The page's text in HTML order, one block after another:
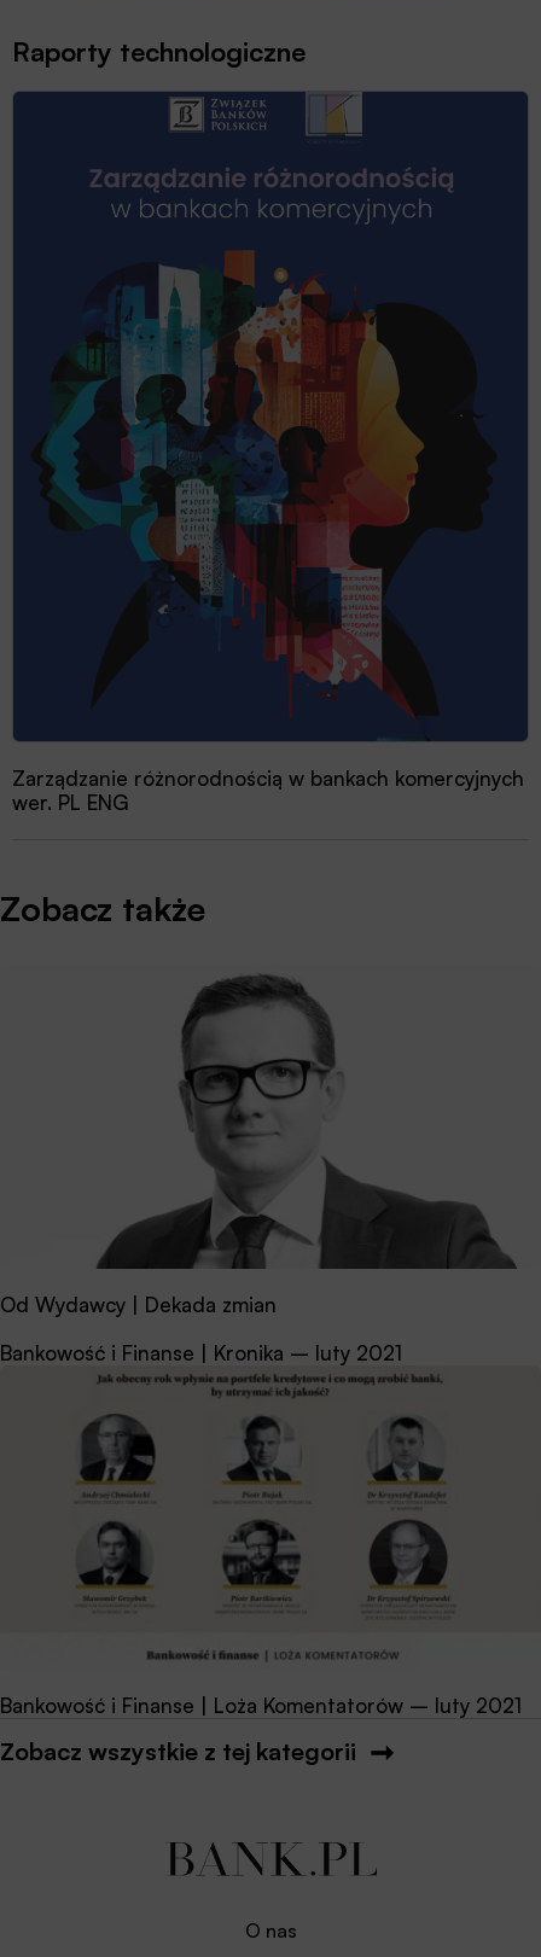
Raporty technologiczne
Zarządzanie różnorodnością w bankach komercyjnych
wer. PL ENG
Zobacz także
Od Wydawcy | Dekada zmian
Bankowość i Finanse | Kronika – luty 2021
Bankowość i Finanse | Loża Komentatorów – luty 2021
Zobacz wszystkie z tej kategorii
O nas